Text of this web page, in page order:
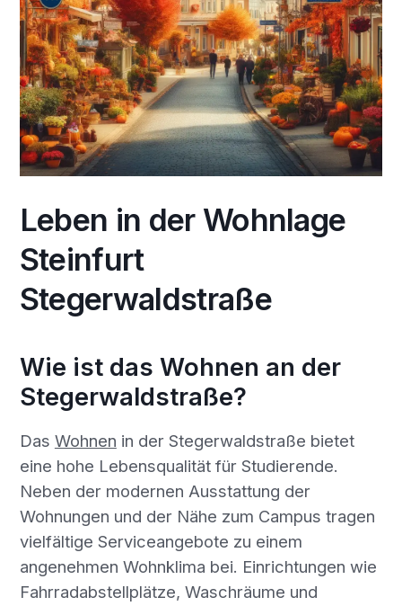
Leben in der Wohnlage
Steinfurt
Stegerwaldstraße
Wie ist das Wohnen an der
Stegerwaldstraße?
Das Wohnen in der Stegerwaldstraße bietet
eine hohe Lebensqualität für Studierende.
Neben der modernen Ausstattung der
Wohnungen und der Nähe zum Campus tragen
vielfältige Serviceangebote zu einem
angenehmen Wohnklima bei. Einrichtungen wie
Fahrradabstellplätze, Waschräume und